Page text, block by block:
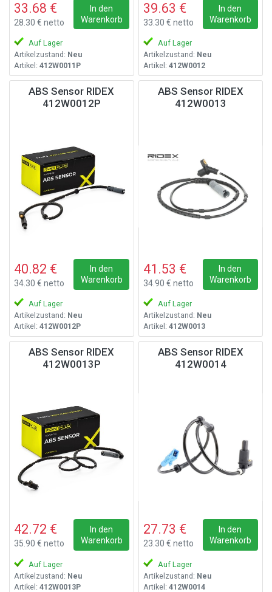
33.68 €
28.30 € netto
In den
Warenkorb
Auf Lager
Artikelzustand: Neu
Artikel: 412W0011P
39.63 €
33.30 € netto
In den
Warenkorb
Auf Lager
Artikelzustand: Neu
Artikel: 412W0012
ABS Sensor RIDEX
412W0012P
40.82 €
34.30 € netto
In den
Warenkorb
Auf Lager
Artikelzustand: Neu
Artikel: 412W0012P
ABS Sensor RIDEX
412W0013
41.53 €
34.90 € netto
In den
Warenkorb
Auf Lager
Artikelzustand: Neu
Artikel: 412W0013
ABS Sensor RIDEX
412W0013P
42.72 €
35.90 € netto
In den
Warenkorb
Auf Lager
Artikelzustand: Neu
Artikel: 412W0013P
ABS Sensor RIDEX
412W0014
27.73 €
23.30 € netto
In den
Warenkorb
Auf Lager
Artikelzustand: Neu
Artikel: 412W0014